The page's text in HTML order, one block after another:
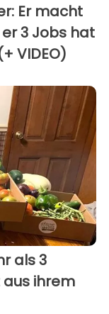
Er macht
3 Jobs hat
VIDEO)
als 3
ihrem